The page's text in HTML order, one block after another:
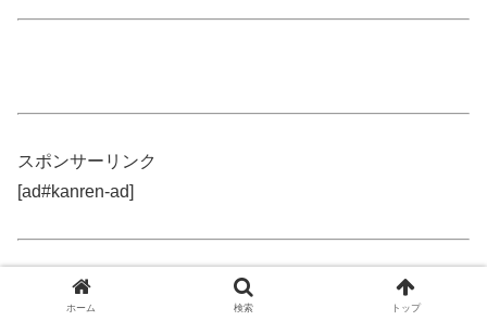
スポンサーリンク
[ad#kanren-ad]
ホーム 検索 トップ